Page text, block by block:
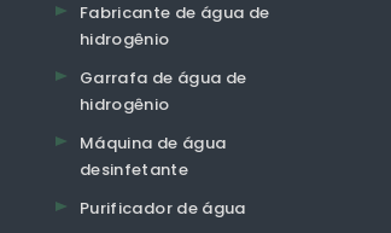
Fabricante de água de
hidrogênio
Garrafa de água de
hidrogênio
Máquina de água
desinfetante
Purificador de água